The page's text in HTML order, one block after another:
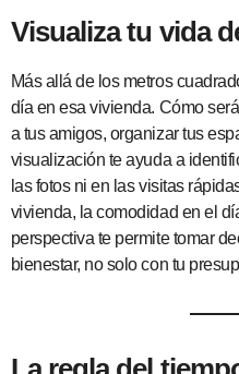
Visualiza tu vida
Más allá de los metros
día en esa vivienda. Cómo
a tus amigos, organizar tus
visualización te ayuda a
las fotos ni en las visitas
vivienda, la comodidad en el
perspectiva te permite tomar
bienestar, no solo con tu